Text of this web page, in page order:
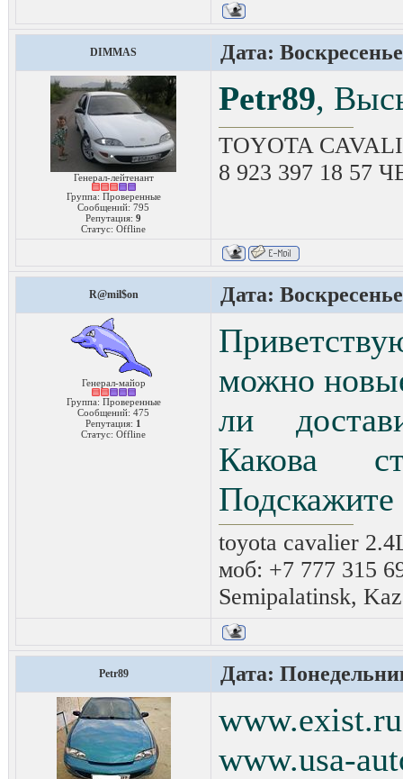
DIMMAS Дата:
Генерал-лейтенант
Группа: Проверенные
Сообщений: 795
Репутация: 9
Статус: Offline
Petr89,
TOYOTA
8 923 397 18 57
R@mil$on Дата:
Генерал-майор
Группа: Проверенные
Сообщений: 475
Репутация: 1
Статус: Offline
можно
ли
Какова
Подскажите
toyota cavalier
моб: +7 777 315
Semipalatinsk,
Petr89 Дата:
www.exist.ru
www.usa-